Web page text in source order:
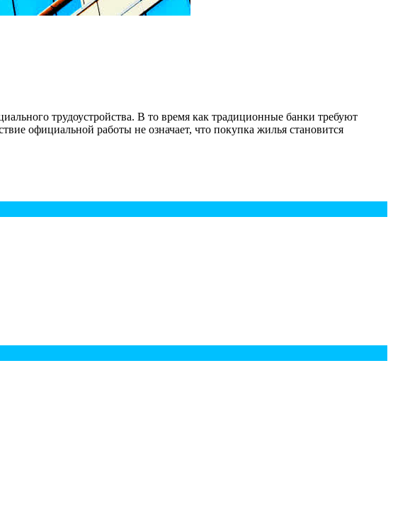
трудоустройства. В то время как традиционные банки требуют
официальной работы не означает, что покупка жилья становится